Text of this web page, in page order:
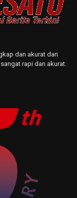
dan akurat dari
rapi dan akurat.